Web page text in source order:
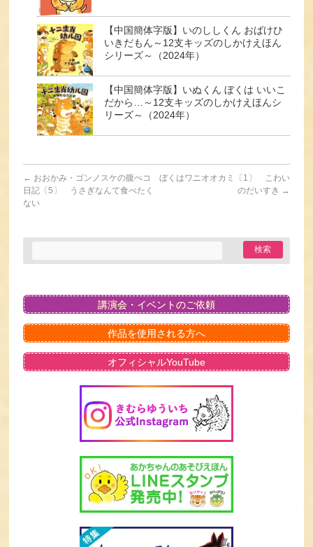
【中国簡体字版】いのししくん おばけひ
いきだもん～12支キッズのしかけえほん
シリーズ～（2024年）
【中国簡体字版】いぬくん ぼくは いいこ
だから…～12支キッズのしかけえほんシ
リーズ～（2024年）
← おおかみ・ゴンノスケの腹ぺコ
日記〔5〕 うさぎなんて食べたく
ない
ぼくはワニオオカミ〔1〕 こわい
のだいすき →
講演会・イベントのご依頼
作品を使用される方へ
オフィシャルYouTube